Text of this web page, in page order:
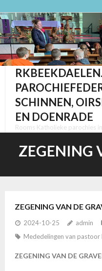
Ga
naar
de
inhoud
SCHINNEN,
EN DOENRADE
Rooms Katholieke parochies
ZEGENING
ZEGENING VAN DE
2024-10-25 admin
Mededelingen van pastoor
ZEGENING VAN DE